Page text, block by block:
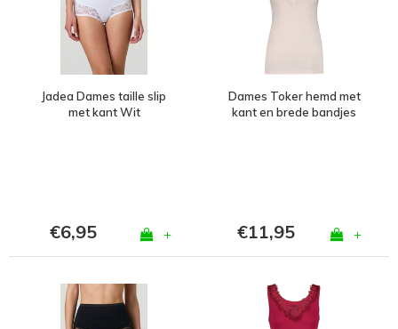
Jadea Dames taille slip
met kant Wit
€6,95 +
Dames Toker hemd met
kant en brede bandjes
€11,95 +